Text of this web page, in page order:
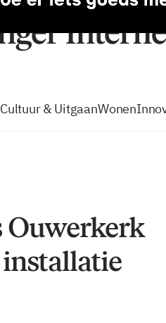
Cultuur & UitgaanWonen
Ouwerkerk